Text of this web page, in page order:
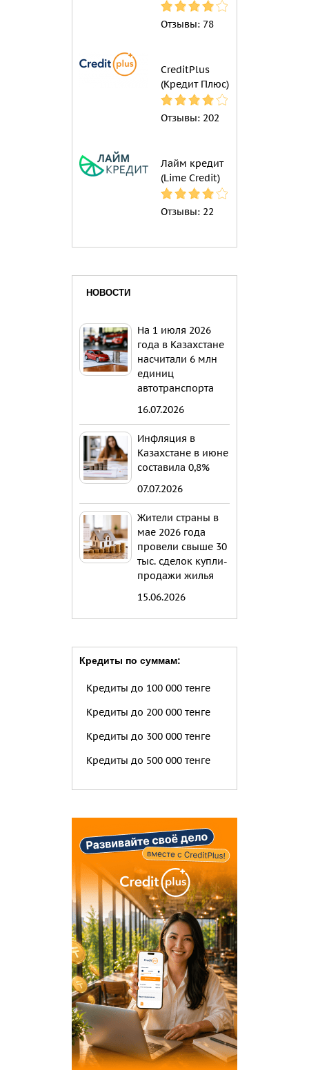
Отзывы: 78
CreditPlus
(Кредит Плюс)
Отзывы: 202
Лайм кредит
(Lime Credit)
Отзывы: 22
НОВОСТИ
На 1 июля 2026
года в Казахстане
насчитали 6 млн
единиц
автотранспорта
16.07.2026
Инфляция в
Казахстане в июне
составила 0,8%
07.07.2026
Жители страны в
мае 2026 года
провели свыше 30
тыс. сделок купли-
продажи жилья
15.06.2026
Кредиты по суммам:
Кредиты до 100 000 тенге
Кредиты до 200 000 тенге
Кредиты до 300 000 тенге
Кредиты до 500 000 тенге